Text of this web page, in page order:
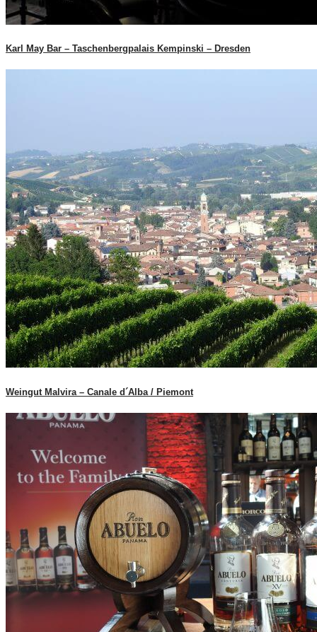
Karl May Bar – Taschenbergpalais Kempinski – Dresden
Weingut Malvira – Canale d´Alba / Piemont